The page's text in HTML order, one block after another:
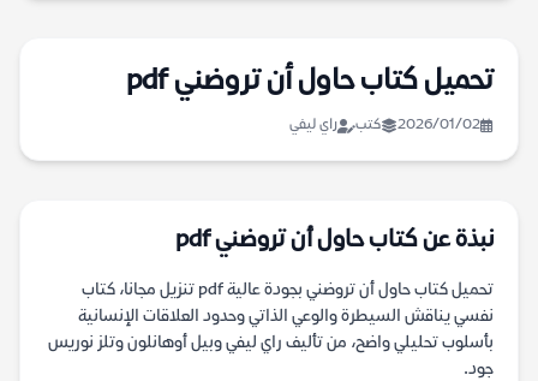
تحميل كتاب حاول أن تروضني pdf
2026/01/02 كتب راي ليفي
نبذة عن كتاب حاول أن تروضني pdf
تحميل كتاب حاول أن تروضني بجودة عالية pdf تنزيل مجانا، كتاب
نفسي يناقش السيطرة والوعي الذاتي وحدود العلاقات الإنسانية
بأسلوب تحليلي واضح، من تأليف راي ليفي وبيل أوهانلون وتلز نوريس
جود.